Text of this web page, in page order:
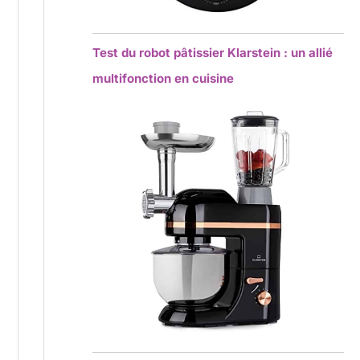
Test du robot pâtissier Klarstein : un allié
multifonction en cuisine